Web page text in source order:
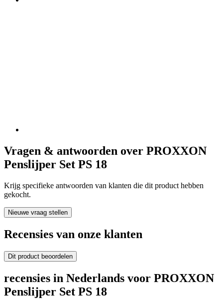
Vragen & antwoorden over PROXXON
Penslijper Set PS 18
Krijg specifieke antwoorden van klanten die dit product hebben
gekocht.
Nieuwe vraag stellen
Recensies van onze klanten
Dit product beoordelen
recensies in Nederlands voor PROXXON
Penslijper Set PS 18